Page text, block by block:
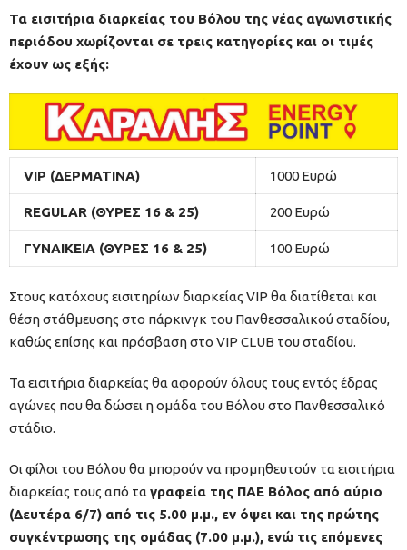
Τα εισιτήρια διαρκείας του Βόλου της νέας αγωνιστικής
περιόδου χωρίζονται σε τρεις κατηγορίες και οι τιμές
έχουν ως εξής:
VIP (ΔΕΡΜΑΤΙΝΑ) 1000 Ευρώ
REGULAR (ΘΥΡΕΣ 16 & 25) 200 Ευρώ
ΓΥΝΑΙΚΕΙΑ (ΘΥΡΕΣ 16 & 25) 100 Ευρώ
Στους κατόχους εισιτηρίων διαρκείας VIP θα διατίθεται και
θέση στάθμευσης στο πάρκινγκ του Πανθεσσαλικού σταδίου,
καθώς επίσης και πρόσβαση στο VIP CLUB του σταδίου.
Τα εισιτήρια διαρκείας θα αφορούν όλους τους εντός έδρας
αγώνες που θα δώσει η ομάδα του Βόλου στο Πανθεσσαλικό
στάδιο.
Οι φίλοι του Βόλου θα μπορούν να προμηθευτούν τα εισιτήρια
διαρκείας τους από τα γραφεία της ΠΑΕ Βόλος από αύριο
(Δευτέρα 6/7) από τις 5.00 μ.μ., εν όψει και της πρώτης
συγκέντρωσης της ομάδας (7.00 μ.μ.), ενώ τις επόμενες